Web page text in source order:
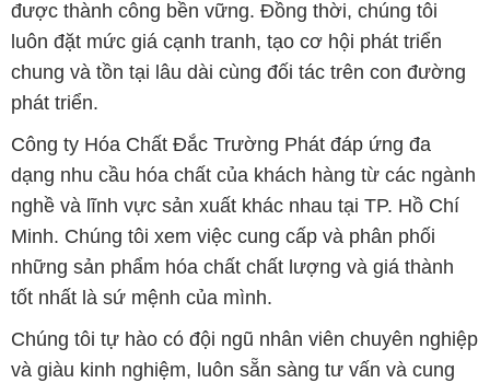
được thành công bền vững. Đồng thời, chúng tôi
luôn đặt mức giá cạnh tranh, tạo cơ hội phát triển
chung và tồn tại lâu dài cùng đối tác trên con đường
phát triển.
Công ty Hóa Chất Đắc Trường Phát đáp ứng đa
dạng nhu cầu hóa chất của khách hàng từ các ngành
nghề và lĩnh vực sản xuất khác nhau tại TP. Hồ Chí
Minh. Chúng tôi xem việc cung cấp và phân phối
những sản phẩm hóa chất chất lượng và giá thành
tốt nhất là sứ mệnh của mình.
Chúng tôi tự hào có đội ngũ nhân viên chuyên nghiệp
và giàu kinh nghiệm, luôn sẵn sàng tư vấn và cung